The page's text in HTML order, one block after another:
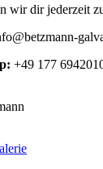
wir dir jederzeit
+49 177